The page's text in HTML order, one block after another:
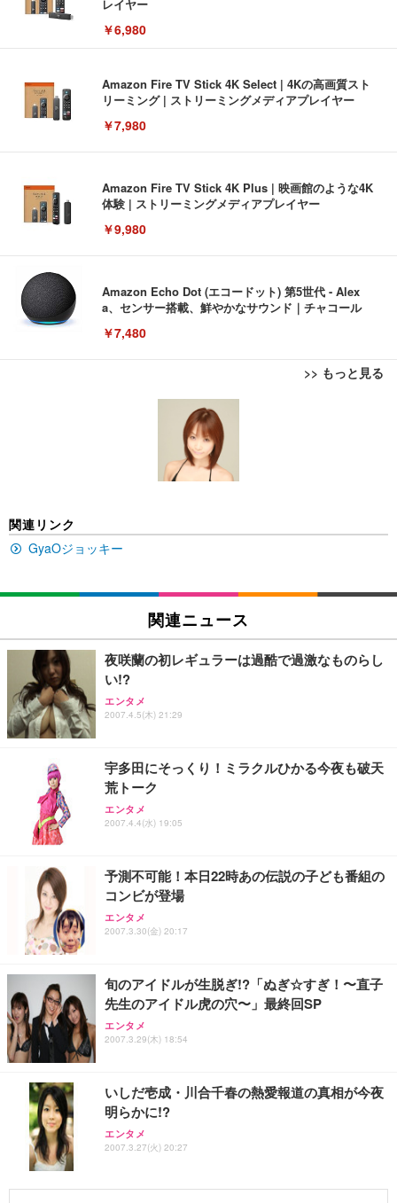
レイヤー
￥6,980
Amazon Fire TV Stick 4K Select | 4Kの高画質スト
リーミング | ストリーミングメディアプレイヤー
￥7,980
Amazon Fire TV Stick 4K Plus | 映画館のような4K
体験 | ストリーミングメディアプレイヤー
￥9,980
Amazon Echo Dot (エコードット) 第5世代 - Alex
a、センサー搭載、鮮やかなサウンド｜チャコール
￥7,480
>> もっと見る
[EdoErgo] オフィスチェア 椅子 テレワーク 疲れな
い 跳ね上げ式アームレスト コンパクト 約105度ロッ
キング pc 事務椅子 360度回転 座面昇降 強化ナイロ
ン樹脂ベース 通気性メッシュ 在宅ワーク H-WY01
(黒網+黒枠+黒足)
ュチェア 人間工学 疲れない ブラック
￥27,999
Sezlife オフィスチェア デスクチェア 疲れない テレ
ワーク チェア 強化バックレスト 30度ロッキング機
レスト 3Dヘッドレスト ハンガー付き 高反発クッシ
ョン PCチェア 通気性メッシュ ゲーミング/勉強/事
務用 おしゃれ パソコンチェア (ブラック)
￥7,680
Sezlife オフィスチェア デスクチェア 疲れない テレ
レスト 3Dヘッドレスト ハンガー付き 高反発クッシ
ョン PCチェア 通気性メッシュ ゲーミング/勉強/事
務用 おしゃれ パソコンチェア (ホワイト)
￥7,680
ANDWINT オフィスチェア デスクチェア 肘なし メ
ト 幅52×奥行58.5×高さ84～96cm テレワーク 在宅
勤務 ブラック
￥4,139
EIZO ビジネス向けプレミアムモニター | FlexScan
EV3240X-WT | 31.5型4K UHD・USB Type-C・ホワ
イト
【純正品】27"ゲーミングモニター DualSense 充電
フック付き（CFI-ZDM1J）
￥49,979
【整備済み品】Dell E2724HS 27インチ 液晶モニタ
応 ComfortView ビジネス向け
￥15,800
【MiniLED/24.5inch/280Hz/FHD】GRAPHT THE S
像低減 (3年保証 | 輝点保証 | 日本メーカー)
￥34,980
Amazonベーシック ペットシーツ 薄型 レギュラー 1
回使い捨て 無香料 ホワイト 300枚
x2袋(84枚) ホワイト(吸収面:ライトブルー)
￥3,234
ネオ・ルーライフ ネオ・オムツ L 中型犬用 26枚入
り 単品
￥1,800
Smart Basic(スマートベーシック) 【Amazon.co.jp
￥3,670
アイリスオーヤマ ペットシーツ 超厚型 お徳用 レギ
￥3,731
関連リンク
GyaOジョッキー
関連ニュース
夜咲蘭の初レギュラーは過酷で過激なものらし
い!?
エンタメ
2007.4.5(木) 21:29
宇多田にそっくり！ミラクルひかる今夜も破天
荒トーク
エンタメ
2007.4.4(水) 19:05
予測不可能！本日22時あの伝説の子ども番組の
コンビが登場
エンタメ
2007.3.30(金) 20:17
旬のアイドルが生脱ぎ!?「ぬぎ☆すぎ！〜直子
先生のアイドル虎の穴〜」最終回SP
エンタメ
2007.3.29(木) 18:54
いしだ壱成・川合千春の熱愛報道の真相が今夜
明らかに!?
エンタメ
2007.3.27(火) 20:27